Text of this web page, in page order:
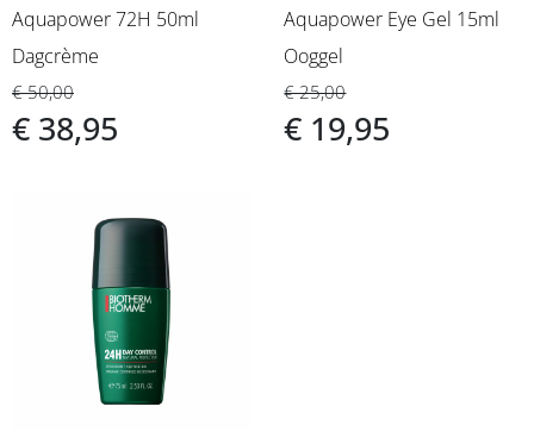
Aquapower 72H 50ml
Dagcrème
€ 50,00
€ 38,95
Aquapower Eye Gel 15ml
Ooggel
€ 25,00
€ 19,95